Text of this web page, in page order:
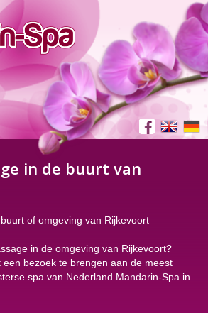
in de buurt van
of omgeving van Rijkevoort
in de omgeving van Rijkevoort?
een bezoek te brengen aan de meest
spa van Nederland Mandarin-Spa in